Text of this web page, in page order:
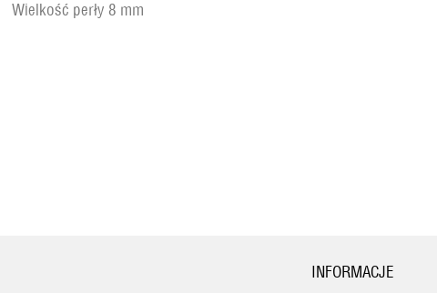
Wielkość perły 8 mm
INFORMACJE